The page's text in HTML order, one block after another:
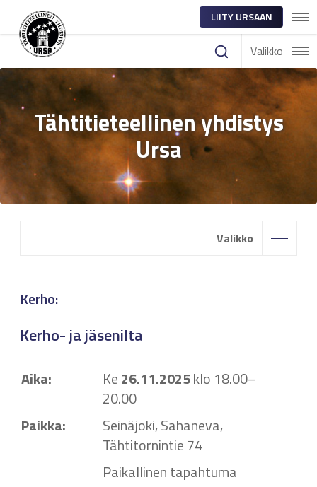
LIITY URSAAN
Valikko
Tähtitieteellinen yhdistys
Ursa
Valikko
Kerho:
Kerho- ja jäsenilta
Aika: Ke26.11.2025klo 18.00–
20.00
Paikka:
Seinäjoki, Sahaneva,
Tähtitornintie 74
Paikallinen tapahtuma